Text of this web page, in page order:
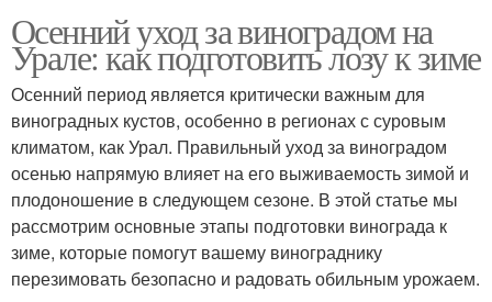
Осенний уход за виноградом на
Урале: как подготовить лозу к зиме
Осенний период является критически важным для
виноградных кустов, особенно в регионах с суровым
климатом, как Урал. Правильный уход за виноградом
осенью напрямую влияет на его выживаемость зимой и
плодоношение в следующем сезоне. В этой статье мы
рассмотрим основные этапы подготовки винограда к
зиме, которые помогут вашему винограднику
перезимовать безопасно и радовать обильным урожаем.